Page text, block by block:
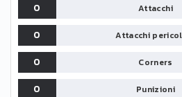
0
Attacchi
0
Attacchi
0
Corners
0
Punizioni